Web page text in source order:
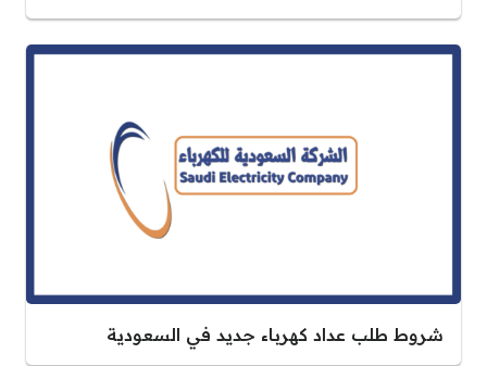
شروط طلب عداد كهرباء جديد في السعودية